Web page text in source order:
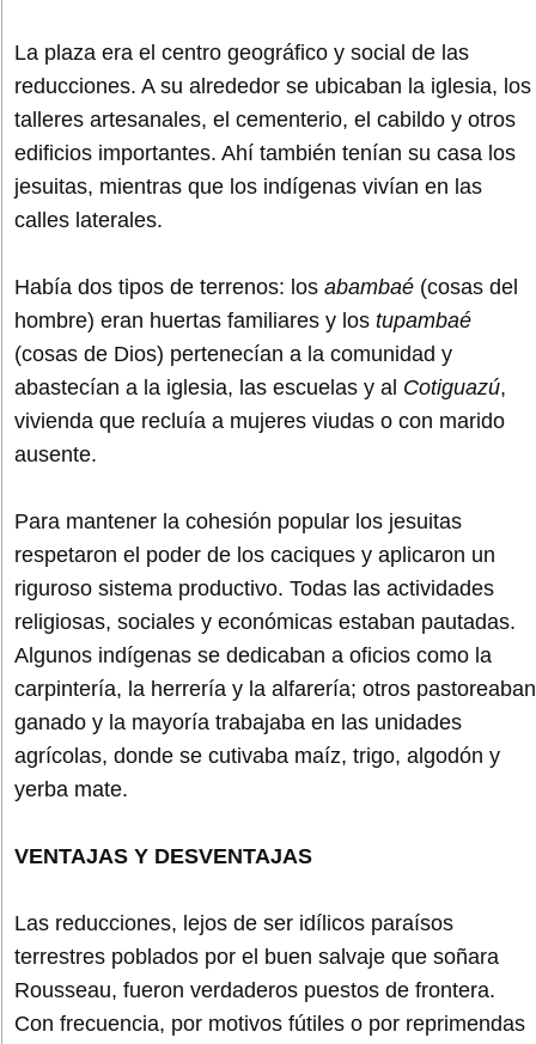
La plaza era el centro geográfico y social de las
reducciones. A su alrededor se ubicaban la iglesia, los
talleres artesanales, el cementerio, el cabildo y otros
edificios importantes. Ahí también tenían su casa los
jesuitas, mientras que los indígenas vivían en las
calles laterales.
Había dos tipos de terrenos: los abambaé (cosas del
hombre) eran huertas familiares y los tupambaé
(cosas de Dios) pertenecían a la comunidad y
abastecían a la iglesia, las escuelas y al Cotiguazú,
vivienda que recluía a mujeres viudas o con marido
ausente.
Para mantener la cohesión popular los jesuitas
respetaron el poder de los caciques y aplicaron un
riguroso sistema productivo. Todas las actividades
religiosas, sociales y económicas estaban pautadas.
Algunos indígenas se dedicaban a oficios como la
carpintería, la herrería y la alfarería; otros pastoreaban
ganado y la mayoría trabajaba en las unidades
agrícolas, donde se cutivaba maíz, trigo, algodón y
yerba mate.
VENTAJAS Y DESVENTAJAS
Las reducciones, lejos de ser idílicos paraísos
terrestres poblados por el buen salvaje que soñara
Rousseau, fueron verdaderos puestos de frontera.
Con frecuencia, por motivos fútiles o por reprimendas